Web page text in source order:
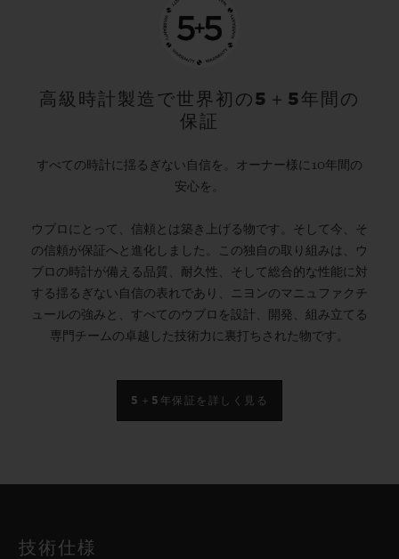
高級時計製造で世界初の5＋5年間の
保証
すべての時計に揺るぎない自信を。オーナー様に10年間の
安心を。
ウブロにとって、信頼とは築き上げる物です。そして今、そ
の信頼が保証へと進化しました。この独自の取り組みは、ウ
ブロの時計が備える品質、耐久性、そして総合的な性能に対
する揺るぎない自信の表れであり、ニヨンのマニュファクチ
ュールの強みと、すべてのウブロを設計、開発、組み立てる
専門チームの卓越した技術力に裏打ちされた物です。
5＋5年保証を詳しく見る
技術仕様